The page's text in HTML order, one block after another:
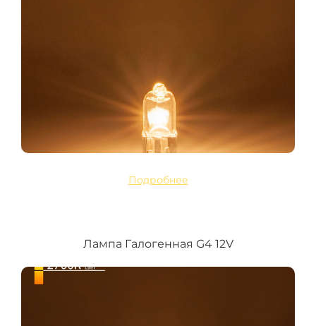
Подробнее
Лампа Галогенная G4 12V